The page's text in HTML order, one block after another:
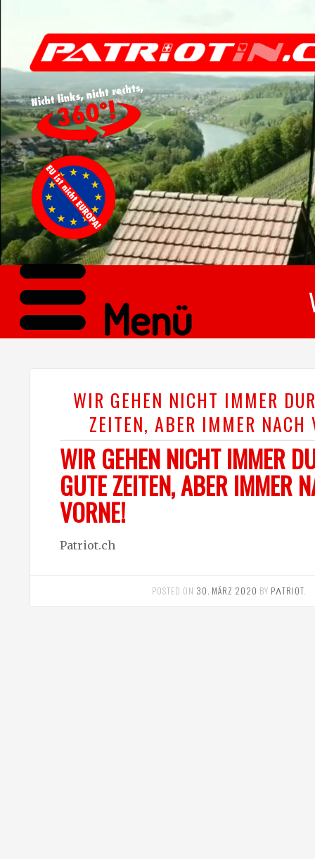
WIR GEHEN NICHT IMMER
ZEITEN, ABER IMMER NACH
WIR GEHEN NICHT IMMER
GUTE ZEITEN, ABER IMMER
VORNE!
Patriot.ch
POSTED ON 30. MÄRZ 2020 BY PΛTRIOT
Menü